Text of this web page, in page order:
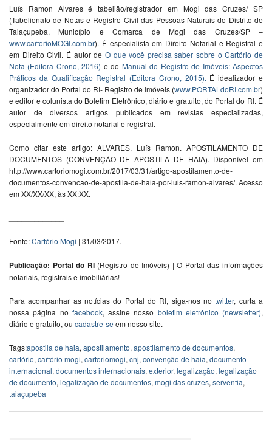
Luís Ramon Alvares é tabelião/registrador em Mogi das Cruzes/ SP
(Tabelionato de Notas e Registro Civil das Pessoas Naturais do Distrito de
Taiaçupeba, Município e Comarca de Mogi das Cruzes/SP –
www.cartorioMOGI.com.br). É especialista em Direito Notarial e Registral e
em Direito Civil. É autor de O que você precisa saber sobre o Cartório de
Nota (Editora Crono, 2016) e do Manual do Registro de Imóveis: Aspectos
Práticos da Qualificação Registral (Editora Crono, 2015). É idealizador e
organizador do Portal do RI- Registro de Imóveis (www.PORTALdoRI.com.br)
e editor e colunista do Boletim Eletrônico, diário e gratuito, do Portal do RI. É
autor de diversos artigos publicados em revistas especializadas,
especialmente em direito notarial e registral.
Como citar este artigo: ALVARES, Luís Ramon. APOSTILAMENTO DE
DOCUMENTOS (CONVENÇÃO DE APOSTILA DE HAIA). Disponível em
http://www.cartoriomogi.com.br/2017/03/31/artigo-apostilamento-de-
documentos-convencao-de-apostila-de-haia-por-luis-ramon-alvares/. Acesso
em XX/XX/XX, às XX:XX.
Fonte:Cartório Mogi | 31/03/2017.
Publicação: Portal do RI(Registro de Imóveis) | O Portal das informações
notariais, registrais e imobiliárias!
Para acompanhar as notícias do Portal do RI, siga-nos notwitter, curta a
nossa página no facebook, assine nosso boletim eletrônico (newsletter),
diário e gratuito, ou cadastre-se em nosso site.
Tags:apostila de haia, apostilamento, apostilamento de documentos,
cartório, cartório mogi, cartoriomogi, cnj, convenção de haia, documento
internacional, documentos internacionais, exterior, legalização, legalização
de documento, legalização de documentos, mogi das cruzes, serventia,
taiaçupeba